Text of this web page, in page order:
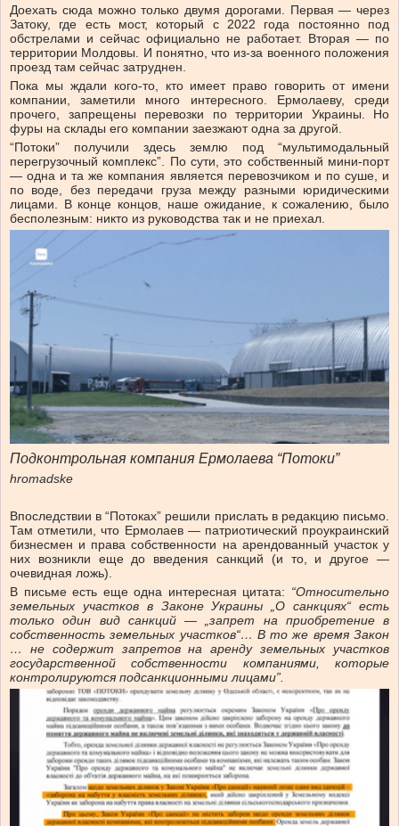
Доехать сюда можно только двумя дорогами. Первая — через
Затоку, где есть мост, который с 2022 года постоянно под
обстрелами и сейчас официально не работает. Вторая — по
территории Молдовы. И понятно, что из-за военного положения
проезд там сейчас затруднен.
Пока мы ждали кого-то, кто имеет право говорить от имени
компании, заметили много интересного. Ермолаеву, среди
прочего, запрещены перевозки по территории Украины. Но
фуры на склады его компании заезжают одна за другой.
“Потоки” получили здесь землю под “мультимодальный
перегрузочный комплекс”. По сути, это собственный мини-порт
— одна и та же компания является перевозчиком и по суше, и
по воде, без передачи груза между разными юридическими
лицами. В конце концов, наше ожидание, к сожалению, было
бесполезным: никто из руководства так и не приехал.
Подконтрольная компания Ермолаева “Потоки”
hromadske
Впоследствии в “Потоках” решили прислать в редакцию письмо.
Там отметили, что Ермолаев — патриотический проукраинский
бизнесмен и права собственности на арендованный участок у
них возникли еще до введения санкций (и то, и другое —
очевидная ложь).
В письме есть еще одна интересная цитата: “Относительно
земельных участков в Законе Украины „О санкциях“ есть
только один вид санкций — „запрет на приобретение в
собственность земельных участков“… В то же время Закон
… не содержит запретов на аренду земельных участков
государственной собственности компаниями, которые
контролируются подсанкционными лицами”.